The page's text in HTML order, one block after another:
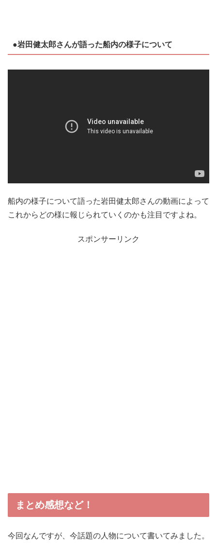
●岩田健太郎さんが語った船内の様子について
船内の様子について語った岩田健太郎さんの動画によって
これからどの様に報じられていくのかも注目ですよね。
スポンサーリンク
まとめ感想など！
今回なんですが、今話題の人物について書いてみました。